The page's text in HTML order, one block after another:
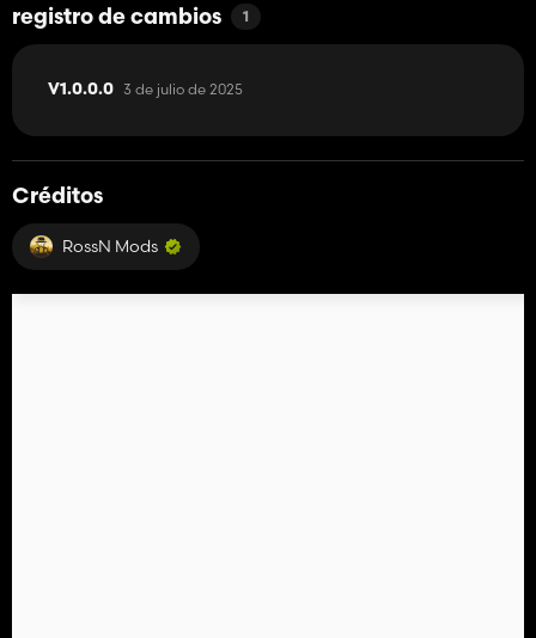
registro de cambios 1
V1.0.0.0 3 de julio de 2025
Créditos
RossN Mods